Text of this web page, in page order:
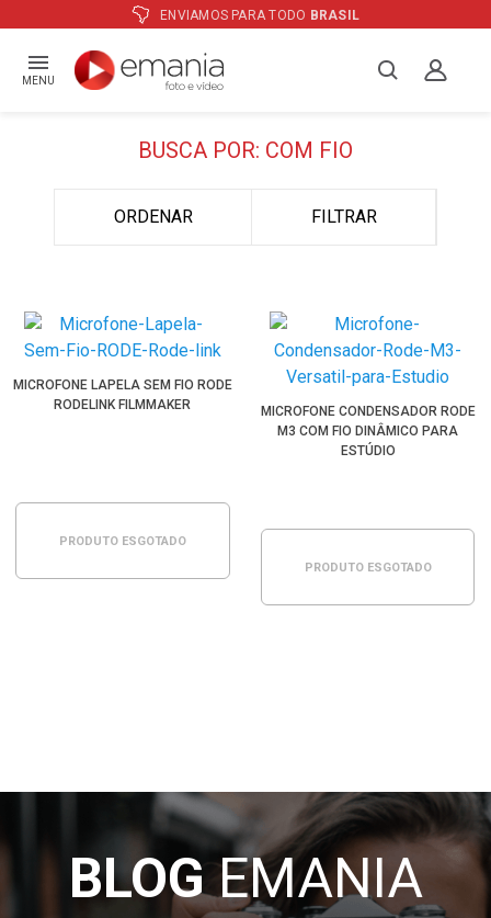
ENVIAMOS PARA TODO BRASIL
MENU
BUSCA POR: COM FIO
ORDENAR FILTRAR
MICROFONE LAPELA SEM FIO RODE
RODELINK FILMMAKER
PRODUTO ESGOTADO
MICROFONE CONDENSADOR RODE
M3 COM FIO DINÂMICO PARA
ESTÚDIO
PRODUTO ESGOTADO
BLOGEMANIA